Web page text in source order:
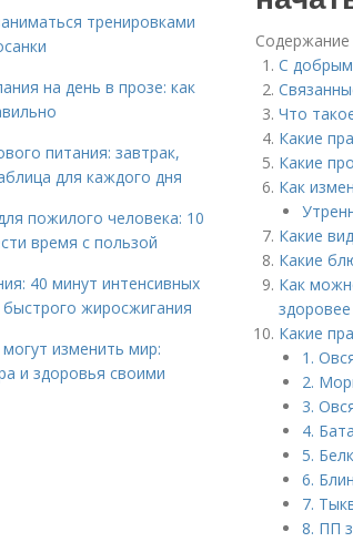
Содержание
С добрым
Что
Какие
Какие
Как
Какие
Какие
Как
Какие
1.
2.
3.
4.
5.
6.
7.
8. ПП
тренировками
на день в прозе: как
питания: завтрак,
для каждого дня
пожилого человека: 10
время с пользой
40 минут интенсивных
жиросжигания
изменить мир:
и здоровья своими